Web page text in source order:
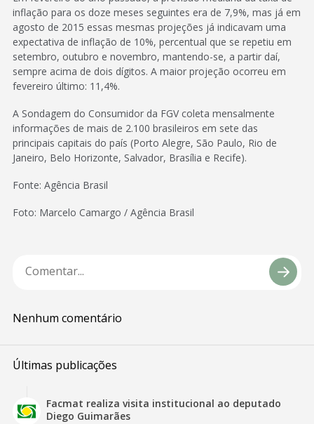
inflação para os doze meses seguintes era de 7,9%, mas já em
agosto de 2015 essas mesmas projeções já indicavam uma
expectativa de inflação de 10%, percentual que se repetiu em
setembro, outubro e novembro, mantendo-se, a partir daí,
sempre acima de dois dígitos. A maior projeção ocorreu em
fevereiro último: 11,4%.
A Sondagem do Consumidor da FGV coleta mensalmente
informações de mais de 2.100 brasileiros em sete das
principais capitais do país (Porto Alegre, São Paulo, Rio de
Janeiro, Belo Horizonte, Salvador, Brasília e Recife).
Fonte: Agência Brasil
Foto: Marcelo Camargo / Agência Brasil
Nenhum comentário
Últimas publicações
Facmat realiza visita institucional ao deputado
Diego Guimarães